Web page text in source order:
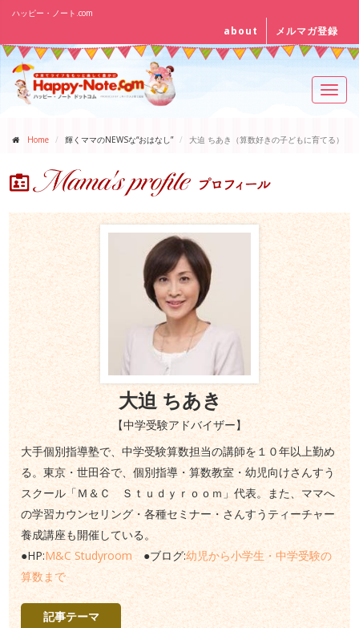
ハッピー・ノート.com
about メルマガ登録
Home 輝くママのNEWSな“おはなし” 大迫 ちあき（算数好きの子どもに育てる）
大迫 ちあき
【中学受験アドバイザー】
大手個別指導塾で、中学受験算数担当の講師を１０年以上勤め
る。東京・世田谷で、個別指導・算数教室・幼児向けさんすう
スクール「Ｍ＆Ｃ Ｓｔｕｄｙｒｏｏｍ」代表。また、ママへ
の学習カウンセリング・各種セミナー・さんすうティーチャー
養成講座も開催している。
●HP:M&C Studyroom●ブログ:幼児から小学生・中学受験の
算数まで
記事テーマ